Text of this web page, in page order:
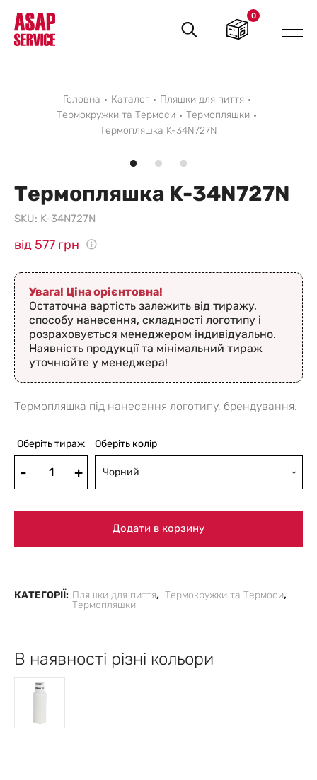
Пошук
товарів
0
Головна Каталог
Пляшки для пиття
Термокружки та Термоси
Термопляшки
Термопляшка K-34N727N
Термопляшка K-34N727N
SKU: K-34N727N
від 577 грн
Увага! Ціна орієнтовна!
Остаточна вартість залежить від тиражу,
способу нанесення, складності логотипу і
розраховується менеджером індивідуально.
Наявність продукції та мінімальний тираж
уточнюйте у менеджера!
Термопляшка під нанесення логотипу, брендування.
Оберіть тираж Оберіть колір
Чорний
Додати в корзину
КАТЕГОРІЇ: Пляшки для пиття, Термокружки та Термоси,
Термопляшки
В наявності різні кольори